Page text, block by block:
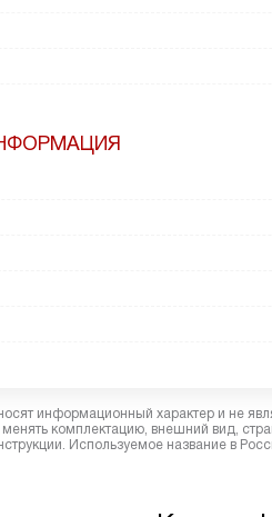
информационный характер и не
комплектацию, внешний вид,
Используемое название в